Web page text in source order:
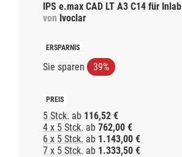
IPS e.max CAD LT A3 C14 für Inlab
von Ivoclar
Sie sparen 39%
5 Stck. ab 116,52 €
4 x 5 Stck. ab 762,00 €
6 x 5 Stck. ab 1.143,00 €
7 x 5 Stck. ab 1.333,50 €